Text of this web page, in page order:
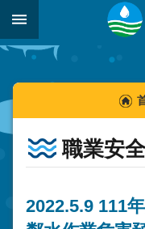
跳到主要內容區塊
:::
_
::::::
職業安
2022.5.9 111